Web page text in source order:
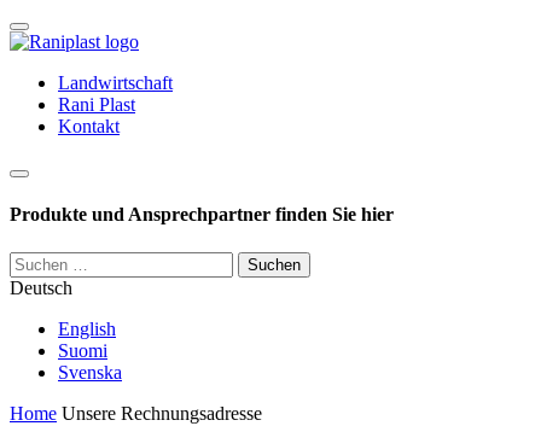
Skip
to
Landwirtschaft
Rani Plast
Kontakt
Haku
Produkte und Ansprechpartner finden Sie hier
Suchen
nach:
Deutsch
English
Suomi
Svenska
Home Unsere Rechnungsadresse